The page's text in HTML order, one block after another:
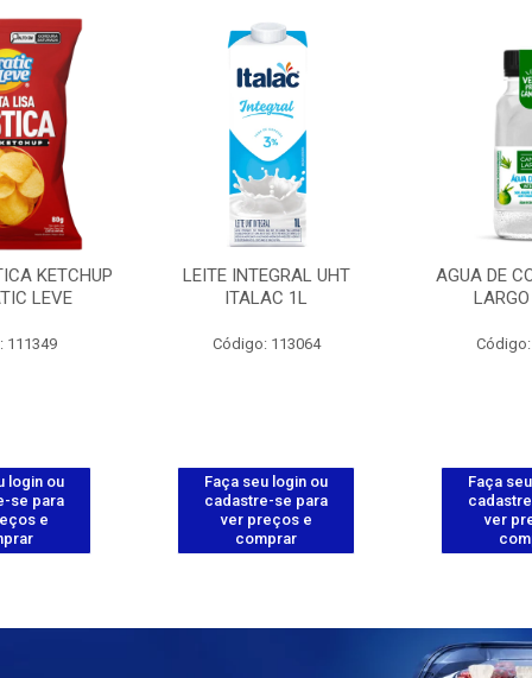
KETCHUP
LEVE
111349
login ou
se para
e
LEITE INTEGRAL UHT
ITALAC 1L
Código: 113064
Faça seu login ou
cadastre-se para
ver preços e
comprar
AGUA DE
Código:
Faça
ver